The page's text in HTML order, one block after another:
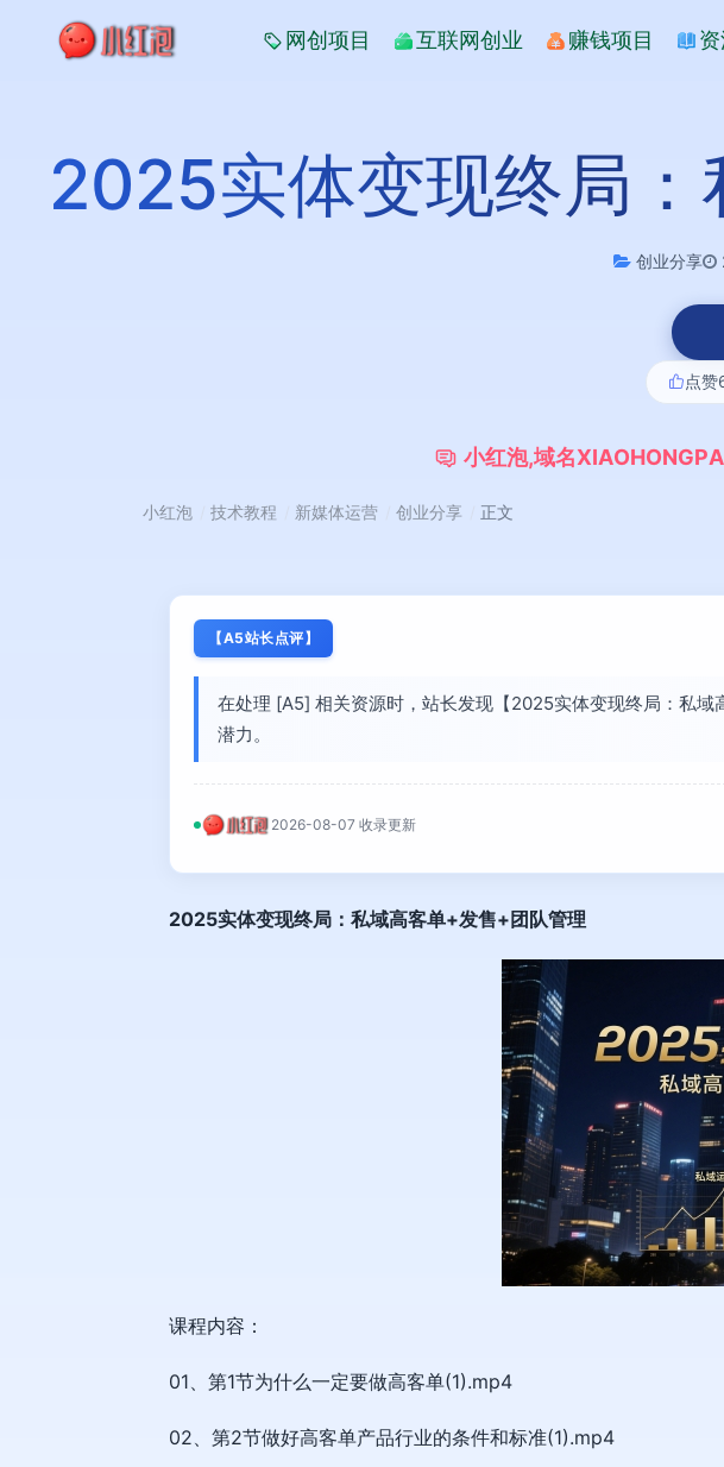
网创项目 互联网创业 赚钱项目
2025实体变现终局
创业分享
点赞
小红泡,域名XIAOHONGPA
小红泡 技术教程 新媒体运营 创业分享 正文
【A5站长点评】
在处理 [A5] 相关资源时，站长发现【2025实体变现终局：私
潜力。
2026-08-07 收录更新
2025实体变现终局 ：私域高客单+发售+团队管理
课程内容：
01、第1节为什么一定要做高客单(1).mp4
02、第2节做好高客单产品行业的条件和标准(1).mp4